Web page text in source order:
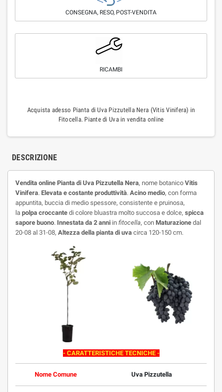
CONSEGNA, RESO, POST-VENDITA
RICAMBI
Acquista adesso Pianta di Uva Pizzutella Nera (Vitis Vinifera) in
Fitocella. Piante di Uva in vendita online
DESCRIZIONE
Vendita online Pianta di Uva Pizzutella Nera, nome botanico Vitis
Vinifera. Elevata e costante produttività. Acino medio, con forma
appuntita, buccia di medio spessore, consistente e pruinosa,
la polpa croccante di colore bluastra molto succosa e dolce, spicca
sapore buono. Innestata da 2 anni in fitocella, con Maturazione dal
20-08 al 31-08, Altezza della pianta di uva circa 120-150 cm.
- CARATTERISTICHE TECNICHE -
Nome Comune Uva Pizzutella